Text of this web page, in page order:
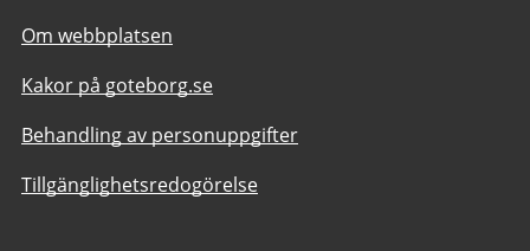
Om webbplatsen
Kakor på goteborg.se
Behandling av personuppgifter
Tillgänglighetsredogörelse